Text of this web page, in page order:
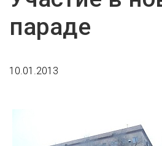
параде
10.01.2013